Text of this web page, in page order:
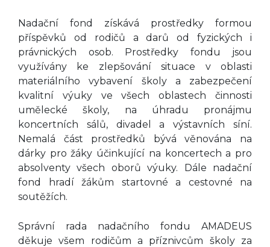
Nadační fond získává prostředky formou
příspěvků od rodičů a darů od fyzických i
právnických osob. Prostředky fondu jsou
využívány ke zlepšování situace v oblasti
materiálního vybavení školy a zabezpečení
kvalitní výuky ve všech oblastech činnosti
umělecké školy, na úhradu pronájmu
koncertních sálů, divadel a výstavních síní.
Nemalá část prostředků bývá věnována na
dárky pro žáky účinkující na koncertech a pro
absolventy všech oborů výuky. Dále nadační
fond hradí žákům startovné a cestovné na
soutěžích.
Správní rada nadačního fondu AMADEUS
děkuje všem rodičům a příznivcům školy za
Literárně-dramatický
obor